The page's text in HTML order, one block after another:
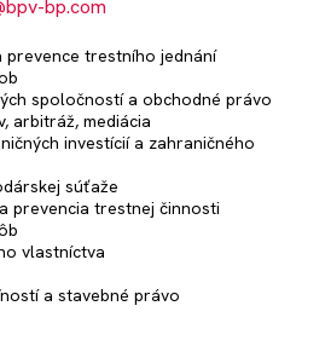
bp.com
prevence trestního jednání
spoločností a obchodné právo
arbitráž, mediácia
investícií a zahraničného
súťaže
prevencia trestnej činnosti
vlastníctva
a stavebné právo